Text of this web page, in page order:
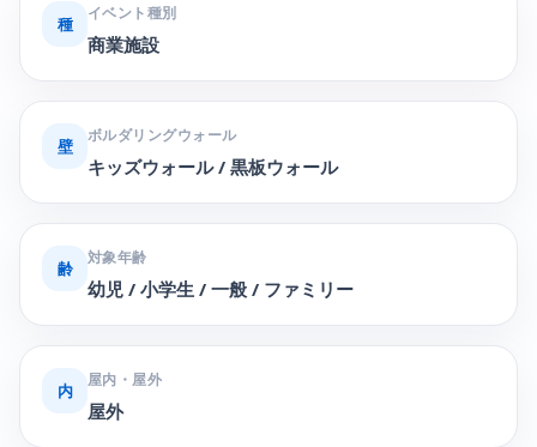
種
イベント種別
商業施設
壁
ボルダリングウォール
キッズウォール / 黒板ウォール
齢
対象年齢
幼児 / 小学生 / 一般 / ファミリー
内
屋内・屋外
屋外